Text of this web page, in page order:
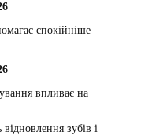
спокійніше
впливає на
зубів і